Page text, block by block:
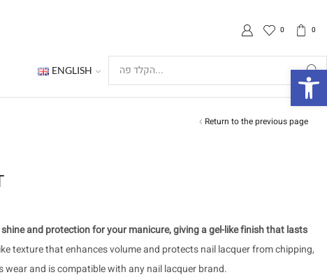
0 0
ENGLISH
input
Return to the previous page
and protection for your manicure, giving a gel-like finish that lasts
texture that enhances volume and protects nail lacquer from chipping,
and is compatible with any nail lacquer brand.